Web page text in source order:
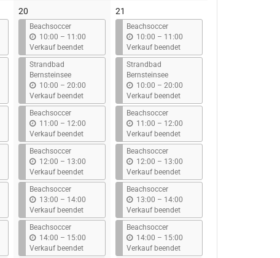
20
Beachsoccer
10:00 – b
i
s
11:00
Verkauf beendet
Strandbad
Bernsteinsee
10:00 – b
i
s
20:00
Verkauf beendet
Beachsoccer
11:00 – b
i
s
12:00
Verkauf beendet
Beachsoccer
12:00 – b
i
s
13:00
Verkauf beendet
Beachsoccer
13:00 – b
i
s
14:00
Verkauf beendet
Beachsoccer
14:00 – b
i
15:00
Verkauf beendet
21
Beachsoccer
10:00 – b
i
s
11:00
Verkauf beendet
Strandbad
Bernsteinsee
10:00 – b
i
s
20:00
Verkauf beendet
Beachsoccer
11:00 – b
i
s
12:00
Verkauf beendet
Beachsoccer
12:00 – b
i
s
13:00
Verkauf beendet
Beachsoccer
13:00 – b
i
s
14:00
Verkauf beendet
Beachsoccer
14:00 – b
i
15:00
Verkauf beendet